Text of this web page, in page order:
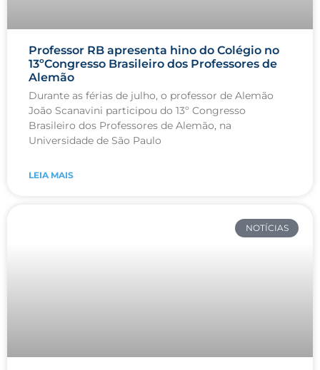
Professor RB apresenta hino do Colégio no
13ºCongresso Brasileiro dos Professores de
Alemão
Durante as férias de julho, o professor de Alemão
João Scanavini participou do 13º Congresso
Brasileiro dos Professores de Alemão, na
Universidade de São Paulo
LEIA MAIS
NOTÍCIAS